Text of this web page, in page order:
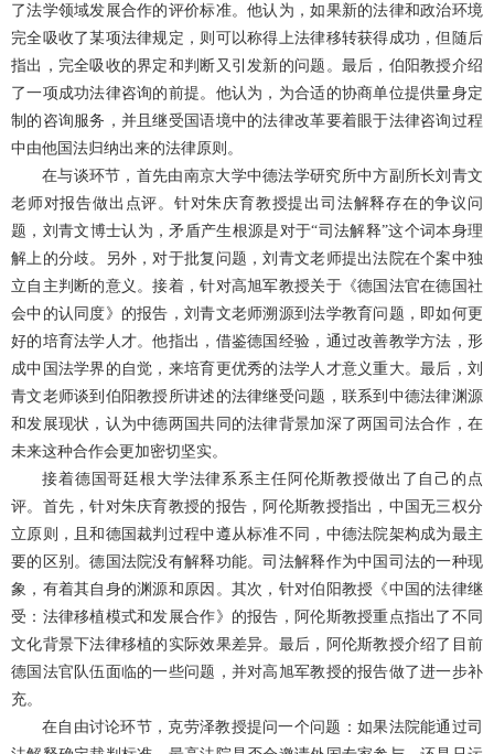
了法学领域发展合作的评价标准。他认为，如果新的法律和政治环境
完全吸收了某项法律规定，则可以称得上法律移转获得成功，但随后
指出，完全吸收的界定和判断又引发新的问题。最后，伯阳教授介绍
了一项成功法律咨询的前提。他认为，为合适的协商单位提供量身定
制的咨询服务，并且继受国语境中的法律改革要着眼于法律咨询过程
中由他国法归纳出来的法律原则。
在与谈环节，首先由南京大学中德法学研究所中方副所长刘青文
老师对报告做出点评。针对朱庆育教授提出司法解释存在的争议问
题，刘青文博士认为，矛盾产生根源是对于“司法解释”这个词本身理
解上的分歧。另外，对于批复问题，刘青文老师提出法院在个案中独
立自主判断的意义。接着，针对高旭军教授关于《德国法官在德国社
会中的认同度》的报告，刘青文老师溯源到法学教育问题，即如何更
好的培育法学人才。他指出，借鉴德国经验，通过改善教学方法，形
成中国法学界的自觉，来培育更优秀的法学人才意义重大。最后，刘
青文老师谈到伯阳教授所讲述的法律继受问题，联系到中德法律渊源
和发展现状，认为中德两国共同的法律背景加深了两国司法合作，在
未来这种合作会更加密切坚实。
接着德国哥廷根大学法律系系主任阿伦斯教授做出了自己的点
评。首先，针对朱庆育教授的报告，阿伦斯教授指出，中国无三权分
立原则，且和德国裁判过程中遵从标准不同，中德法院架构成为最主
要的区别。德国法院没有解释功能。司法解释作为中国司法的一种现
象，有着其自身的渊源和原因。其次，针对伯阳教授《中国的法律继
受：法律移植模式和发展合作》的报告，阿伦斯教授重点指出了不同
文化背景下法律移植的实际效果差异。最后，阿伦斯教授介绍了目前
德国法官队伍面临的一些问题，并对高旭军教授的报告做了进一步补
充。
在自由讨论环节，克劳泽教授提问一个问题：如果法院能通过司